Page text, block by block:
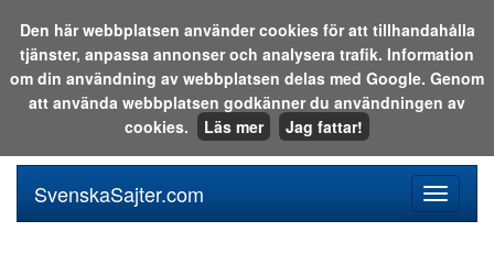
Sök i katalogen eller på webben:
meny
SvenskaSajter.com
Den här webbplatsen använder cookies för att tillhandahålla
tjänster, anpassa annonser och analysera trafik. Information
om din användning av webbplatsen delas med Google. Genom
att använda webbplatsen godkänner du användningen av
cookies.
Läs mer Jag fattar!